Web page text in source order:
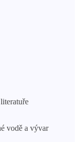
vodě a vývar